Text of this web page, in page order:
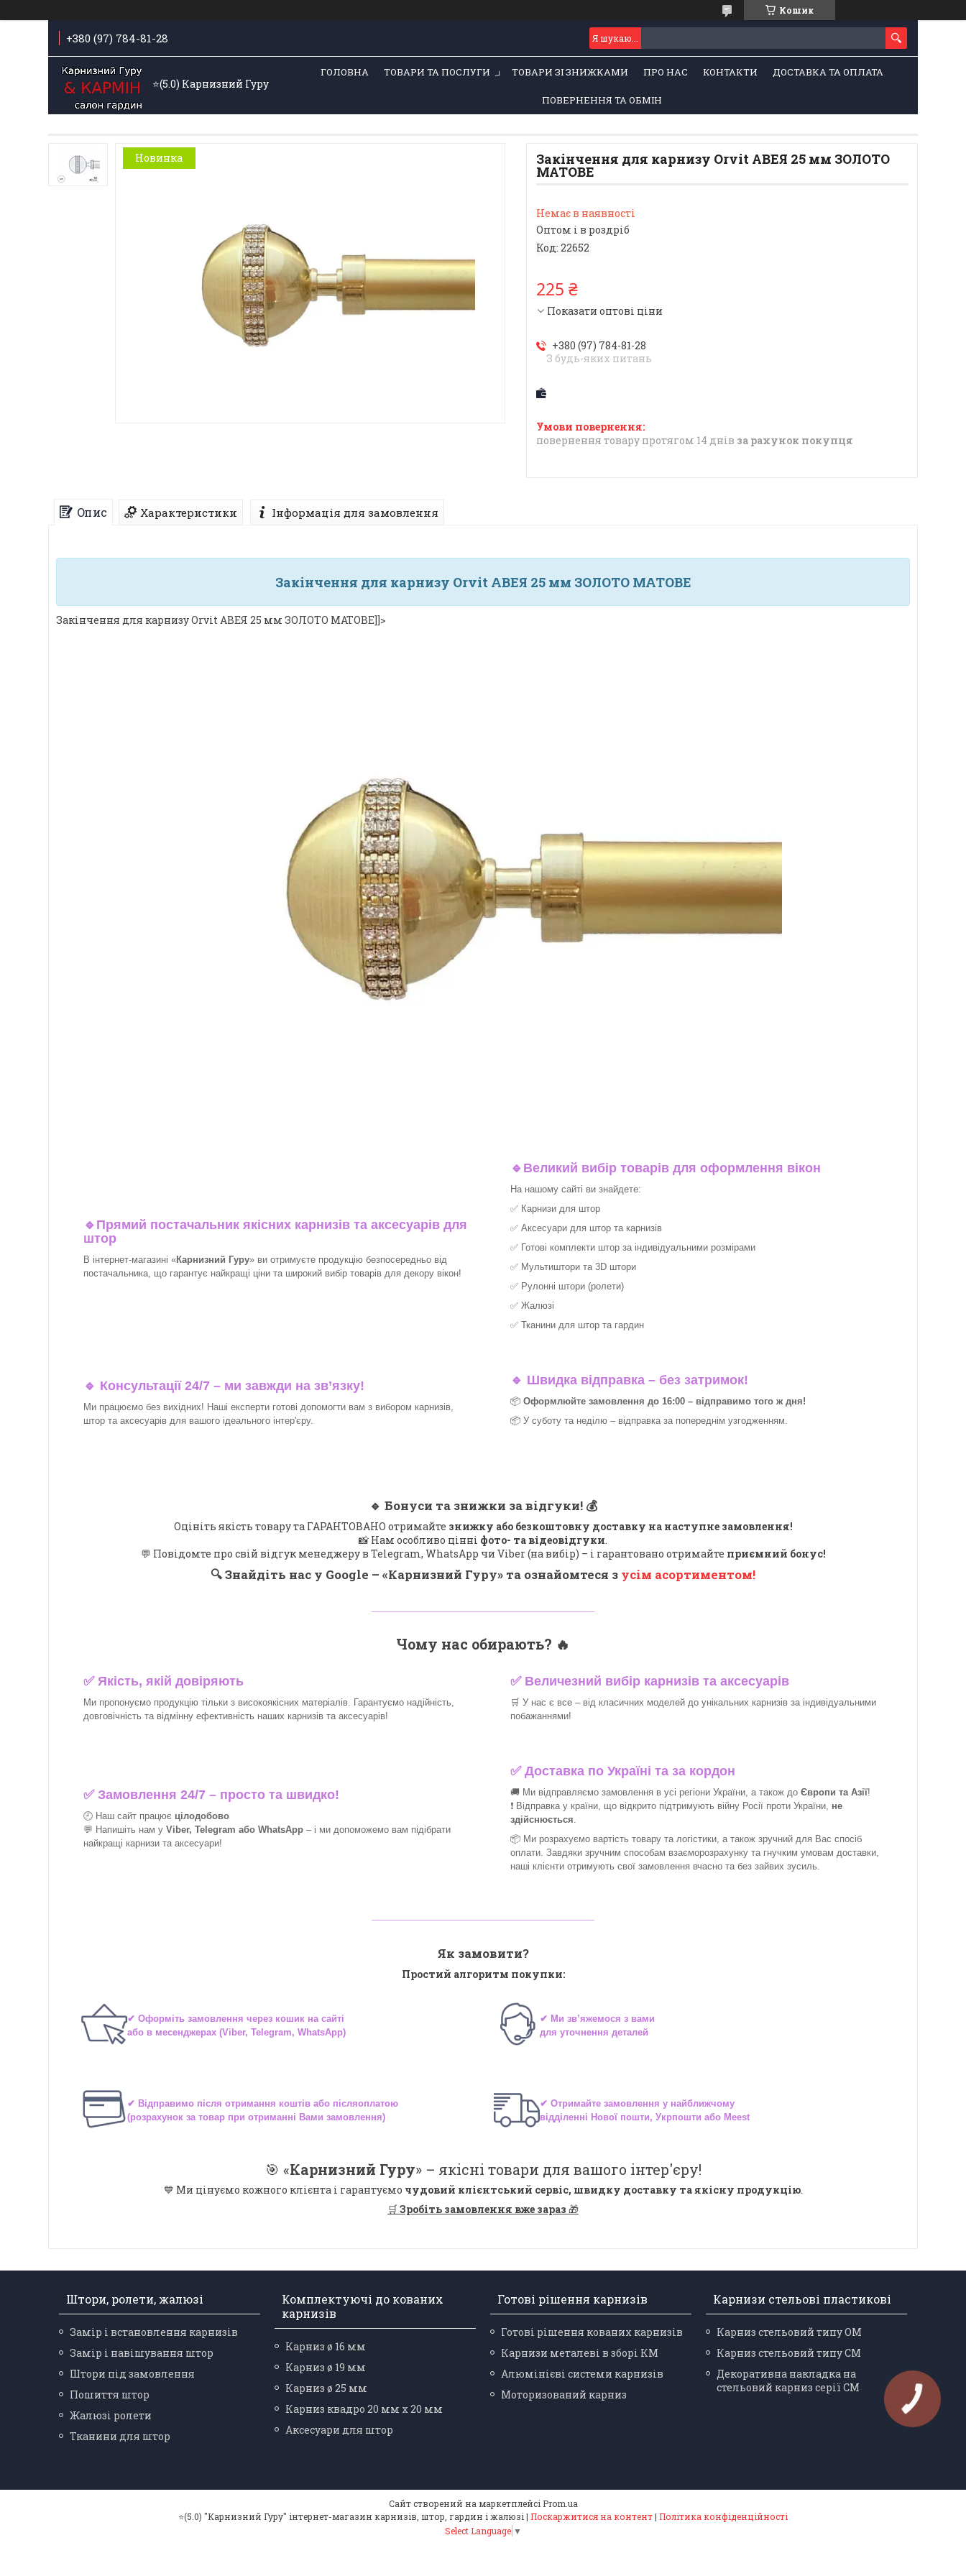
Кошик
+380 (97) 784-81-28
⭐️(5.0) Карнизний Гуру
ГОЛОВНА ТОВАРИ ТА ПОСЛУГИ ТОВАРИ ЗІ ЗНИЖКАМИ ПРО НАС КОНТАКТИ ДОСТАВКА ТА ОПЛАТА
ПОВЕРНЕННЯ ТА ОБМІН
Новинка Закінчення для карнизу Orvit АВЕЯ 25 мм ЗОЛОТО
МАТОВЕ
Немає в наявності
Оптом і в роздріб
Код: 22652
225 ₴
Показати оптові ціни
+380 (97) 784-81-28
З будь-яких питань
повернення товару протягом 14 днів за рахунок покупця
Опис Характеристики Інформація для замовлення
Закінчення для карнизу Orvit АВЕЯ 25 мм ЗОЛОТО МАТОВЕ
Закінчення для карнизу Orvit АВЕЯ 25 мм ЗОЛОТО МАТОВЕ]]>
🔹 Прямий постачальник якісних карнизів та аксесуарів для
штор
В інтернет-магазині «Карнизний Гуру» ви отримуєте продукцію безпосередньо від
постачальника, що гарантує найкращі ціни та широкий вибір товарів для декору вікон!​
🔹 Великий вибір товарів для оформлення вікон
На нашому сайті ви знайдете:
✅ Карнизи для штор
✅ Аксесуари для штор та карнизів
✅ Готові комплекти штор за індивідуальними розмірами
✅ Мультиштори та 3D штори
✅ Рулонні штори (ролети)
✅ Жалюзі
✅ Тканини для штор та гардин
🔹 Консультації 24/7 – ми завжди на зв’язку!
Ми працюємо без вихідних! Наші експерти готові допомогти вам з вибором карнизів,
штор та аксесуарів для вашого ідеального інтер'єру.​
🔹 Швидка відправка – без затримок!
📦 Оформлюйте замовлення до 16:00 – відправимо того ж дня!
📦 У суботу та неділю – відправка за попереднім узгодженням.
🔹 Бонуси та знижки за відгуки! 💰
Оцініть якість товару та ГАРАНТОВАНО отримайте знижку або безкоштовну доставку на наступне замовлення!
📸 Нам особливо цінні фото- та відеовідгуки.
💬 Повідомте про свій відгук менеджеру в Telegram, WhatsApp чи Viber (на вибір) – і гарантовано отримайте приємний бонус!
🔍Знайдіть нас у Google – «Карнизний Гуру» та ознайомтеся з усім асортиментом!
Чому нас обирають? 🔥
✅Якість, якій довіряють
Ми пропонуємо продукцію тільки з високоякісних матеріалів. Гарантуємо надійність,
довговічність та відмінну ефективність наших карнизів та аксесуарів!​
✅ Величезний вибір карнизів та аксесуарів
🛒 У нас є все – від класичних моделей до унікальних карнизів за індивідуальними
побажаннями!​
✅Замовлення 24/7 – просто та швидко!
🕘 Наш сайт працює цілодобово
💬 Напишіть нам у Viber, Telegram або WhatsApp – і ми допоможемо вам підібрати
найкращі карнизи та аксесуари!
✅Доставка по Україні та за кордон
🚚 Ми відправляємо замовлення в усі регіони України, а також до Європи та Азії!
❗ Відправка у країни, що відкрито підтримують війну Росії проти України, не
здійснюється.
📦 Ми розрахуємо вартість товару та логістики, а також зручний для Вас спосіб
оплати. Завдяки зручним способам взаєморозрахунку та гнучким умовам доставки,
наші клієнти отримують свої замовлення вчасно та без зайвих зусиль.
Як замовити?
Простий алгоритм покупки:
✔ Оформіть замовлення через кошик на сайті
або в месенджерах (Viber, Telegram, WhatsApp)
✔ Ми зв’яжемося з вами
для уточнення деталей
✔ Відправимо після отримання коштів або післяоплатою
(розрахунок за товар при отриманні Вами замовлення)
✔ Отримайте замовлення у найближчому
відділенні Нової пошти, Укрпошти або Meest
🎯 «Карнизний Гуру» – якісні товари для вашого інтер'єру!
💙 Ми цінуємо кожного клієнта і гарантуємо чудовий клієнтський сервіс, швидку доставку та якісну продукцію.
🛒 Зробіть замовлення вже зараз 🎁
Штори, ролети, жалюзі
Замір і встановлення карнизів
Замір і навішування штор
Штори під замовлення
Пошиття штор
Жалюзі ролети
Тканини для штор
Комплектуючі до кованих
карнизів
Карниз ø 16 мм
Карниз ø 19 мм
Карниз ø 25 мм
Карниз квадро 20 мм х 20 мм
Аксесуари для штор
Готові рішення карнизів
Готові рішення кованих карнизів
Карнизи металеві в зборі КМ
Алюмінієві системи карнизів
Моторизований карниз
Карнизи стельові пластикові
Карниз стельовий типу ОМ
Карниз стельовий типу СМ
Декоративна накладка на
стельовий карниз серії СМ
Сайт створений на маркетплейсі Prom.ua
⭐️(5.0) "Карнизний Гуру" інтернет-магазин карнизів, штор, гардин і жалюзі | Поскаржитися на контент| Політика конфіденційності
Select Language ▼